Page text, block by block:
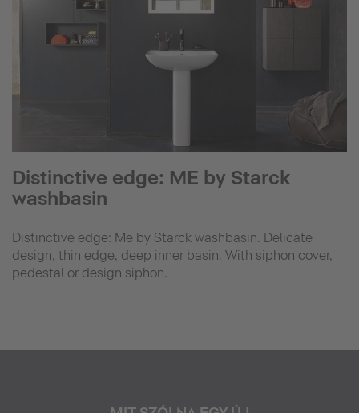
Distinctive edge: ME by Starck
washbasin
Distinctive edge: Me by Starck washbasin. Delicate
design, thin edge, deep inner basin. With siphon cover,
pedestal or design siphon.